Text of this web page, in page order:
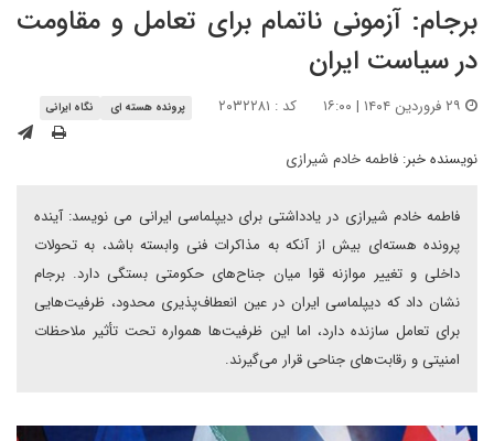
برجام: آزمونی ناتمام برای تعامل و مقاومت
در سیاست ایران
کد : ۲۰۳۲۲۸۱ پرونده هسته ای نگاه ایرانی
نویسنده خبر: فاطمه خادم شیرازی
فاطمه خادم شیرازی در یادداشتی برای دیپلماسی ایرانی می نویسد: آینده
پرونده هسته‌ای بیش از آنکه به مذاکرات فنی وابسته باشد، به تحولات
داخلی و تغییر موازنه قوا میان جناح‌های حکومتی بستگی دارد. برجام
نشان داد که دیپلماسی ایران در عین انعطاف‌پذیری محدود، ظرفیت‌هایی
برای تعامل سازنده دارد، اما این ظرفیت‌ها همواره تحت تأثیر ملاحظات
امنیتی و رقابت‌های جناحی قرار می‌گیرند.